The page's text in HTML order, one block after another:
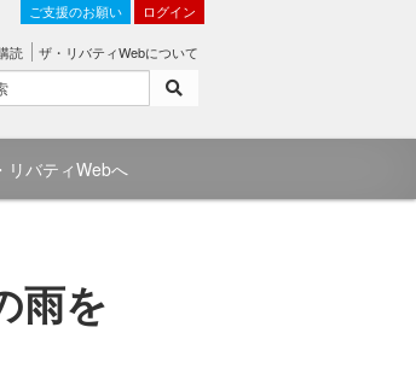
ご支援のお願い ログイン
読 ザ・リバティWebについて
リバティWebへ
雨を